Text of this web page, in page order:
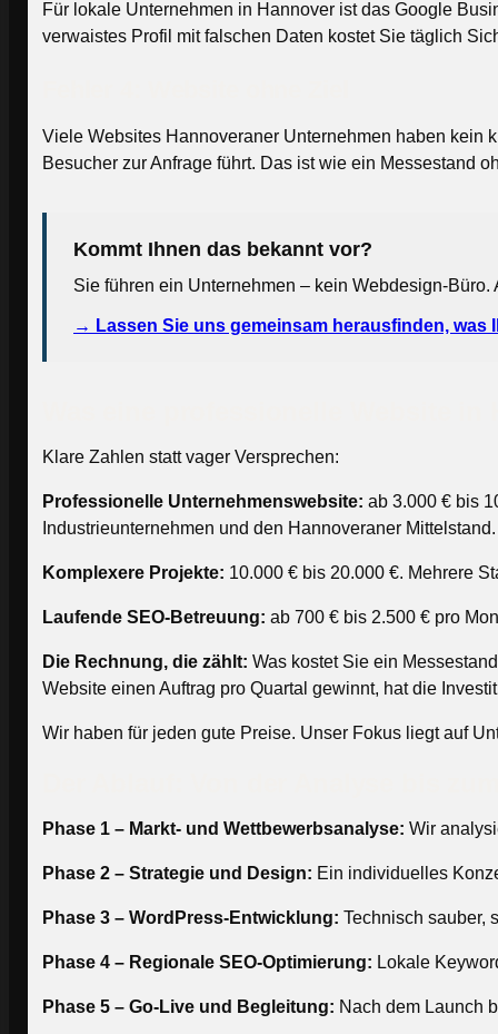
Für lokale Unternehmen in Hannover ist das Google
verwaistes Profil mit falschen Daten kostet Sie täglich
Viele Websites Hannoveraner Unternehmen haben kein
Besucher zur Anfrage führt. Das ist wie ein Messestand
Kommt Ihnen das bekannt vor?
Sie führen ein Unternehmen – kein Webdesign-
→ Lassen Sie uns gemeinsam herausfinden, was
Klare Zahlen statt vager Versprechen:
Professionelle Unternehmenswebsite: ab 3.000 € bis
Industrieunternehmen und den Hannoveraner Mittelstand.
Komplexere Projekte: 10.000 € bis 20.000 €. Mehrere
Laufende SEO-Betreuung: ab 700 € bis 2.500 € pro
Die Rechnung, die zählt: Was kostet Sie ein
Website einen Auftrag pro Quartal gewinnt, hat die
Wir haben für jeden gute Preise. Unser Fokus liegt auf
Phase 1 – Markt- und Wettbewerbsanalyse: Wir
Phase 2 – Strategie und Design: Ein individuelles
Phase 3 – WordPress-Entwicklung: Technisch sauber,
Phase 4 – Regionale SEO-Optimierung: Lokale
Phase 5 – Go-Live und Begleitung: Nach dem Launch